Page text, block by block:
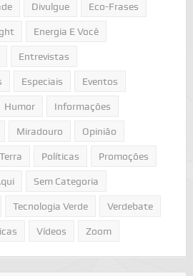
Divulgue Eco-Frases
Energia E Você
Entrevistas
Especiais Eventos
Humor Informações
Miradouro Opinião
Políticas Promoções
Sem Categoria
Tecnologia Verde Verdebate
Vídeos Zoom